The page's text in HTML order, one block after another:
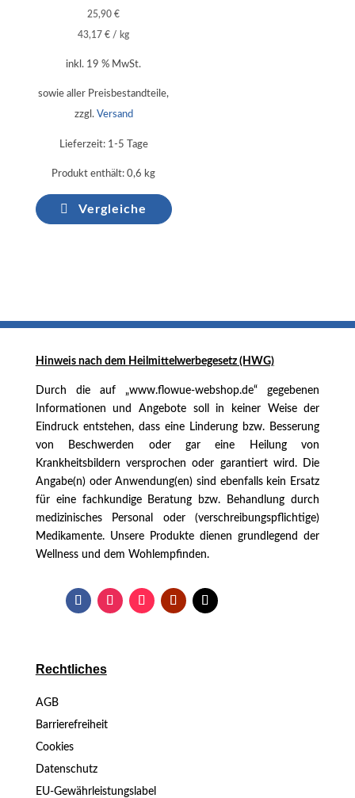
25,90€
43,17€ / kg
inkl. 19 % MwSt.
sowie aller Preisbestandteile,
zzgl. Versand
Lieferzeit: 1-5 Tage
Produkt enthält: 0,6 kg
Vergleiche
Hinweis nach dem Heilmittelwerbegesetz (HWG)
Durch die auf „www.flowue-webshop.de“ gegebenen
Informationen und Angebote soll in keiner Weise der
Eindruck entstehen, dass eine Linderung bzw. Besserung
von Beschwerden oder gar eine Heilung von
Krankheitsbildern versprochen oder garantiert wird. Die
Angabe(n) oder Anwendung(en) sind ebenfalls kein Ersatz
für eine fachkundige Beratung bzw. Behandlung durch
medizinisches Personal oder (verschreibungspflichtige)
Medikamente. Unsere Produkte dienen grundlegend der
Wellness und dem Wohlempfinden.
Rechtliches
AGB
Barrierefreiheit
Cookies
Datenschutz
EU-Gewährleistungslabel